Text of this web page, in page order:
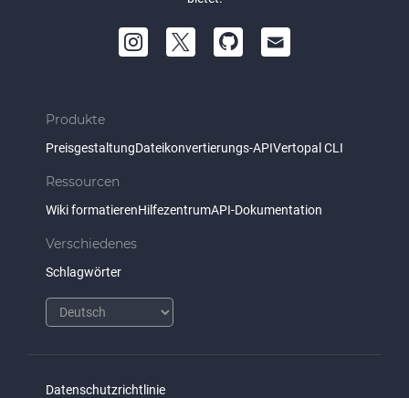
Produkte
PreisgestaltungDateikonvertierungs-APIVertopal CLI
Ressourcen
Wiki formatierenHilfezentrumAPI-Dokumentation
Verschiedenes
Schlagwörter
Datenschutzrichtlinie